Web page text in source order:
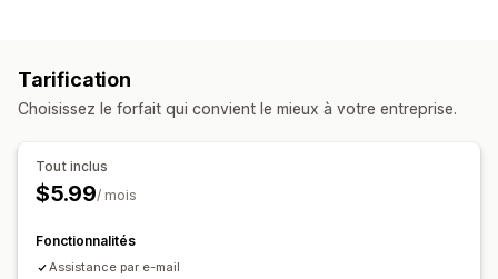
Suivi des achats
Tarification
Choisissez le forfait qui convient le mieux à votre entreprise.
Tout inclus
$5.99/ mois
Fonctionnalités
Assistance par e-mail